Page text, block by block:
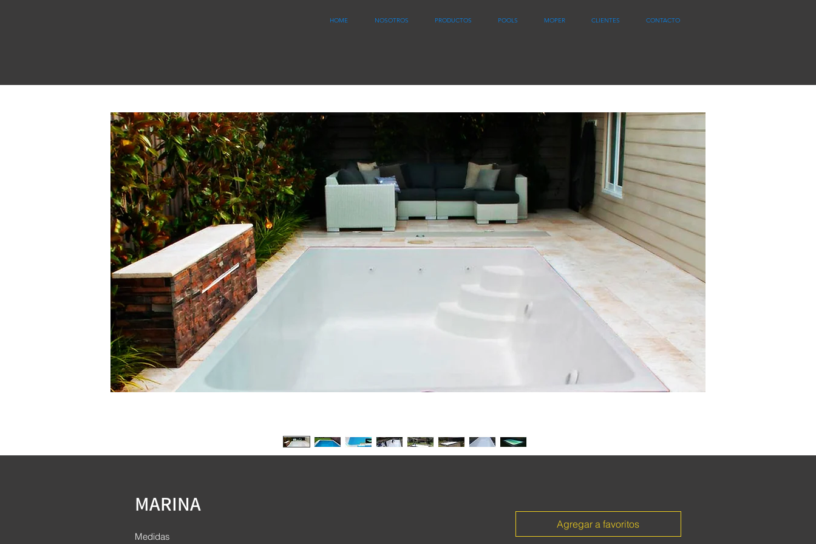
HOME NOSOTROS PRODUCTOS POOLS MOPER CLIENTES CONTACTO
MARINA
Medidas
Agregar a favoritos